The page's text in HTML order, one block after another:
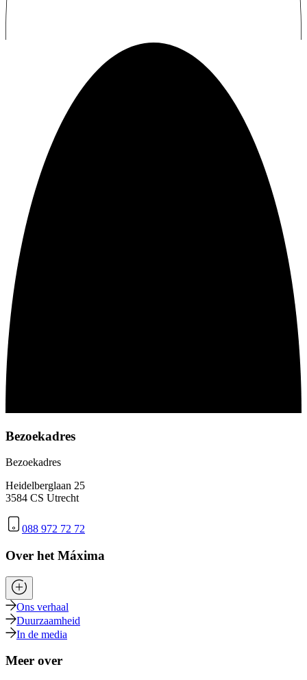
Bezoekadres
Bezoekadres
Heidelberglaan 25
3584 CS Utrecht
088 972 72 72
Over het Máxima
Ons verhaal
Duurzaamheid
In de media
Meer over